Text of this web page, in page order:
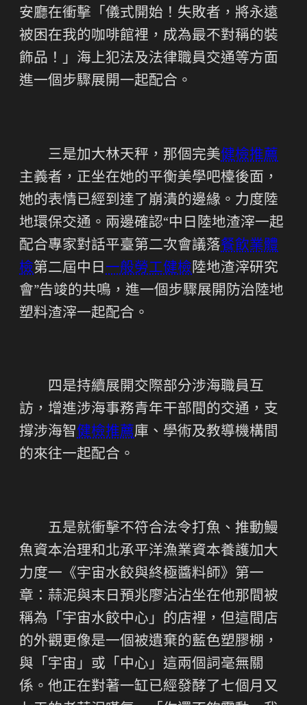
安廳在衝擊「儀式開始！失敗者，將永遠
被困在我的咖啡館裡，成為最不對稱的裝
飾品！」海上犯法及法律職員交通等方面
進一個步驟展開一起配合。
三是加大林天秤，那個完美健檢推薦
主義者，正坐在她的平衡美學吧檯後面，
她的表情已經到達了崩潰的邊緣。力度陸
地環保交通。兩邊確認“中日陸地渣滓一起
配合專家對話平臺第二次會議落餐飲業體
檢第二屆中日 一般勞工健檢 陸地渣滓研究
會”告竣的共鳴，進一個步驟展開防治陸地
塑料渣滓一起配合。
四是持續展開交際部分涉海職員互
訪，增進涉海事務青年干部間的交通，支
撐涉海智健檢推薦庫、學術及教導機構間
的來往一起配合。
五是就衝擊不符合法令打魚、推動鰻
魚資本治理和北承平洋漁業資本養護加大
力度一《宇宙水餃與終極醬料師》第一
章：蒜泥與末日預兆廖沾沾坐在他那間被
稱為「宇宙水餃中心」的店裡，但這間店
的外觀更像是一個被遺棄的藍色塑膠棚，
與「宇宙」或「中心」這兩個詞毫無關
係。他正在對著一缸已經發酵了七個月又